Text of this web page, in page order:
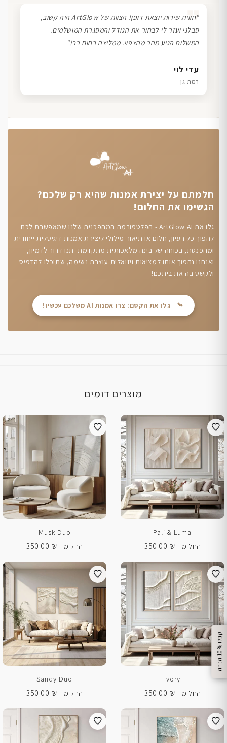
ק
ב
ל
ו
1
0
%
ה
נ
ח
ה
שרון כהן
תל אביב
❞
"חווית שירות יוצאת דופן! הצוות של ArtGlow היה קשוב,
סבלני ועזר לי לבחור את הגודל והמסגרת המושלמים.
המשלוח הגיע מהר מהצפוי. ממליצה בחום רב!"
עדי לוי
רמת גן
דנה גל
חיפה
ליאת ויוסי מ.
הוד השרון
חלמתם על יצירת אמנות שהיא רק שלכם?
הגשימו את החלום!
גלו את ArtGlow AI - הפלטפורמה המהפכנית שלנו שמאפשרת לכם
להפוך כל רעיון, חלום או תיאור מילולי ליצירת אמנות דיגיטלית ייחודית
ומהפנטת, בכוחה של בינה מלאכותית מתקדמת. תנו דרור לדמיון,
ואנחנו נהפוך אותו למציאות ויזואלית עוצרת נשימה, שתוכלו להדפיס
ולקשט בה את ביתכם!
גלו את הקסם: צרו אמנות AI משלכם עכשיו!
מוצרים דומים
Pali & Luma
החל מ -
350.00 ₪
Musk Duo
החל מ -
350.00 ₪
Ivory
החל מ -
350.00 ₪
Sandy Duo
החל מ -
350.00 ₪